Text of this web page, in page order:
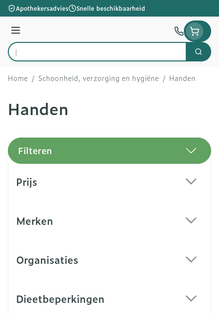
Ga naar de inhoud
Apothekersadvies Snelle beschikbaarheid
Menu
Product, merk, categorie...
Zoek
Home / Schoonheid, verzorging en hygiëne / Handen
Handen
Filteren
Prijs
Merken
Organisaties
Dieetbeperkingen